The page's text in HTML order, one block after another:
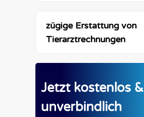
zügige Erstattung von
Tierarztrechnungen
Jetzt kostenlos &
unverbindlich